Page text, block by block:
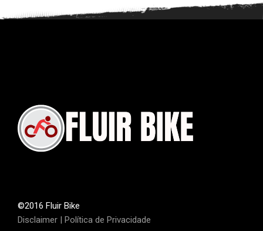
©2016 Fluir Bike
Disclaimer | Política de Privacidade